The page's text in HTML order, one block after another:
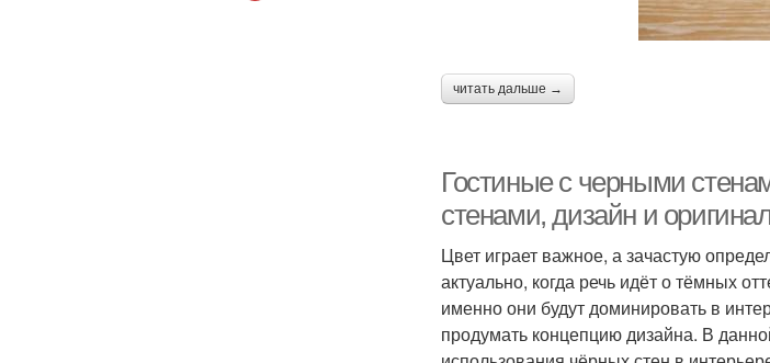
читать дальше →
Гостиные с черными
стенами, дизайн и
Цвет играет важное, а зачастую
актуально, когда речь идёт о тёмных
именно они будут доминировать в
продумать концепцию дизайна. В